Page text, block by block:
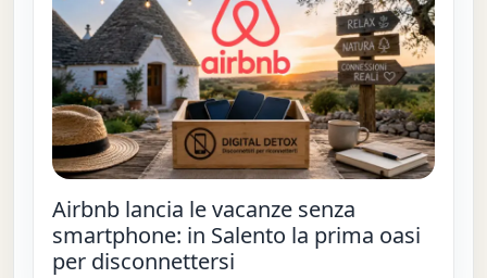
Airbnb lancia le vacanze senza
smartphone: in Salento la prima oasi
per disconnettersi